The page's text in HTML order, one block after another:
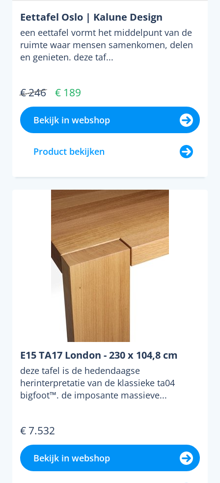
Eettafel Oslo | Kalune Design
een eettafel vormt het middelpunt van de
ruimte waar mensen samenkomen, delen
en genieten. deze taf...
€ 246 € 189
Bekijk in webshop
Product bekijken
E15 TA17 London - 230 x 104,8 cm
deze tafel is de hedendaagse
herinterpretatie van de klassieke ta04
bigfoot™. de imposante massieve...
€ 7.532
Bekijk in webshop